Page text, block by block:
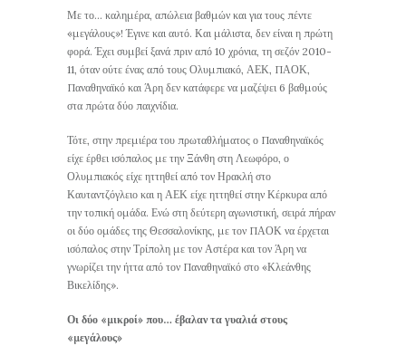
Με το… καλημέρα, απώλεια βαθμών και για τους πέντε
«μεγάλους»! Έγινε και αυτό. Και μάλιστα, δεν είναι η πρώτη
φορά. Έχει συμβεί ξανά πριν από 10 χρόνια, τη σεζόν 2010-
11, όταν ούτε ένας από τους Ολυμπιακό, ΑΕΚ, ΠΑΟΚ,
Παναθηναϊκό και Άρη δεν κατάφερε να μαζέψει 6 βαθμούς
στα πρώτα δύο παιχνίδια.
Τότε, στην πρεμιέρα του πρωταθλήματος ο Παναθηναϊκός
είχε έρθει ισόπαλος με την Ξάνθη στη Λεωφόρο, ο
Ολυμπιακός είχε ηττηθεί από τον Ηρακλή στο
Καυταντζόγλειο και η ΑΕΚ είχε ηττηθεί στην Κέρκυρα από
την τοπική ομάδα. Ενώ στη δεύτερη αγωνιστική, σειρά πήραν
οι δύο ομάδες της Θεσσαλονίκης, με τον ΠΑΟΚ να έρχεται
ισόπαλος στην Τρίπολη με τον Αστέρα και τον Άρη να
γνωρίζει την ήττα από τον Παναθηναϊκό στο «Κλεάνθης
Βικελίδης».
Οι δύο «μικροί» που… έβαλαν τα γυαλιά στους
«μεγάλους»